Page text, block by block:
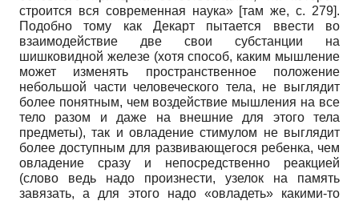
строится вся современная наука» [там же, с. 279].
Подобно тому как Декарт пытается ввести во
взаимодействие две свои субстанции на
шишковидной железе (хотя способ, каким мышление
может изменять пространственное положение
небольшой части человеческого тела, не выглядит
более понятным, чем воздействие мышления на все
тело разом и даже на внешние для этого тела
предметы), так и овладение стимулом не выглядит
более доступным для развивающегося ребенка, чем
овладение сразу и непосредственно реакцией
(слово ведь надо произнести, узелок на память
завязать, а для этого надо «овладеть» какими-то